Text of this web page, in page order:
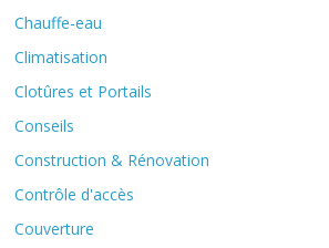
Chauffe-eau
Climatisation
Clotûres et Portails
Conseils
Construction & Rénovation
Contrôle d'accès
Couverture